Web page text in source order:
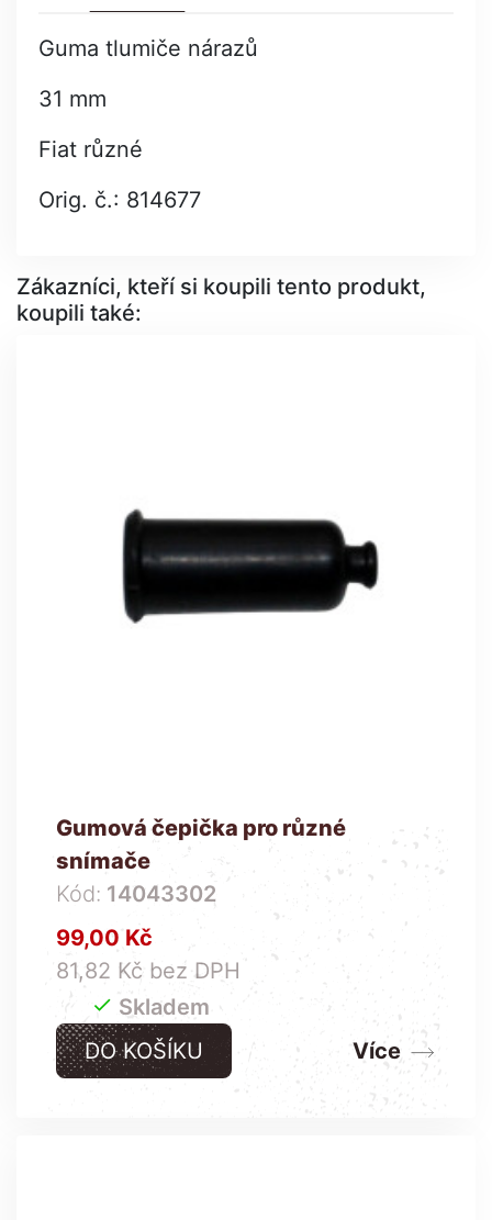
Guma tlumiče nárazů
31 mm
Fiat různé
Orig. č.: 814677
Zákazníci, kteří si koupili tento produkt,
koupili také:
Gumová čepička pro různé
snímače
Kód: 14043302
Cena
99,00 Kč
81,82 Kč bez DPH
 Skladem
DO KOŠÍKU
Více